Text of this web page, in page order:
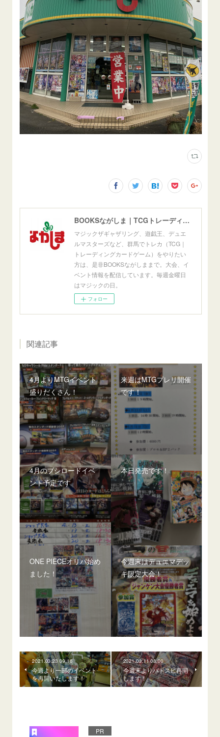
BOOKSながしま｜TCGトレーディングカードゲーム群馬県高崎市
マジックザギャザリング、遊戯王、デュエ
ルマスターズなど、群馬でトレカ（TCG｜
トレーディングカードゲーム）をやりたい
方は、是非BOOKSながしままで。大会、イ
ベント情報を配信しています。毎週金曜日
はマジックの日。
フォロー
関連記事
4月よりMTGイベント
盛りだくさん！
来週はMTGプレリ開催
です！
4月のブシロードイベ
ント予定です
本日発売です！
ONE PIECEオリパ始め
ました！
今週末はデュエマデッ
キ限定大会！
2021.03.23 09:16
今週より一部のイベント
を再開いたします！
2021.03.11 08:00
今週末よりバトスピ再開
します！
PR